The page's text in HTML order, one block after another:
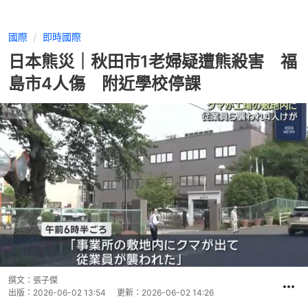
國際 即時國際
日本熊災｜秋田市1老婦疑遭熊殺害 福
島市4人傷 附近學校停課
撰文： 張子傑
出版： 2026-06-02 13:54 更新： 2026-06-02 14:26